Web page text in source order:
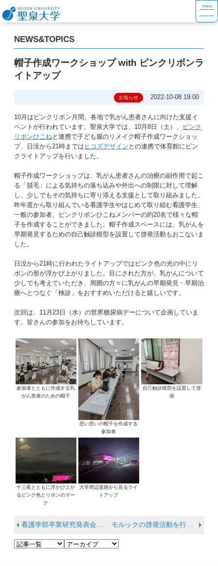
NEWS&TOPICS
帽子作成ワークショップ with ピンクリボンラ
イトアップ
お知らせ 2022-10-08 19:00
10月はピンクリボン月間。各地で乳がん患者さんに向けた支援イ
ベントが行われています。聖泉大学では、10月8日（土）、
ピンク
リボンひこねと連携で子ども服のリメイク帽子作成ワークショッ
プ、日没から21時までは ヒコズデザイン との連携で体育館にピン
クライトアップを行いました。
帽子作成ワークショップは、乳がん患者さんの治療の副作用で起こ
る「脱毛」による気持ちの落ち込みや外出への制限に対して理解
し、少しでもその気持ちに寄り添える支援として取り組みました。
昨年度から取り組んでいる看護学生やはじめて取り組む看護学生、
一般の参加者、ピンクリボンひこねメンバーの約20名で様々な帽
子を作成することができました。帽子作成スペースには、乳がんを
早期発見するための自己触診模型を設置して啓発活動もおこないま
した。
日没から21時に行われたライトアップではピンク色の光の中にリ
ボンの形が浮かび上がりました。目にされた方が、乳がんについて
少しでも考えていただき、周囲の方々に乳がんの早期発見・早期治
療へとつなぐ「検診」をおすすめいただけると嬉しいです。
次回は、11月23日（水）の世界糖尿病デーについて企画していま
す。皆さんの参加をお待ちしています。
参加者とともに作成する乳
がん患者のための帽子
思い思いの帽子を作成する
参加者
自己触診模型を設置して啓
発
十三夜とともに浮かび上が
るピンク色とリボンのマー
ク
大学周辺道路から見るライ
トアップ
看護学部卒業研究発表会・看護フォーラムを開催しました モルックの啓発活動を行っています！